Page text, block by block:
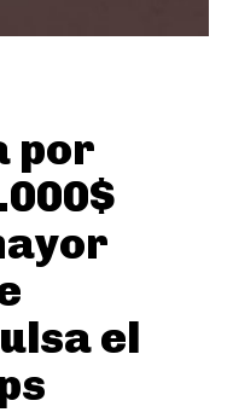
por
el